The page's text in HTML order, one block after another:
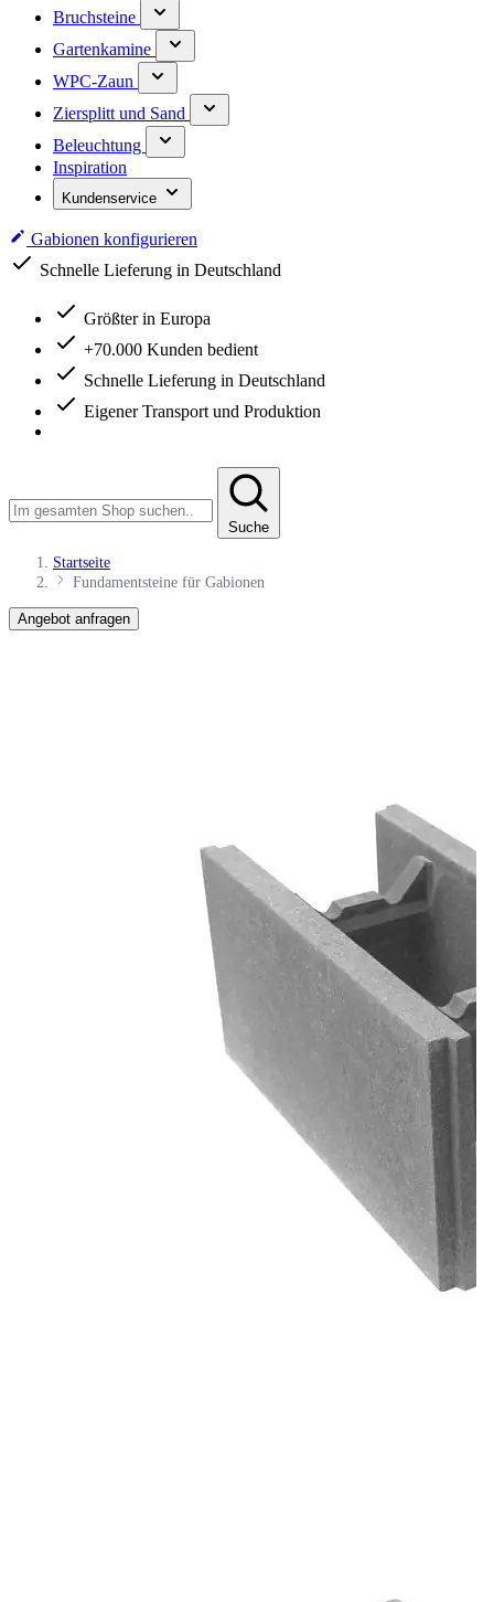
Bruchsteine
Gartenkamine
WPC-Zaun
Ziersplitt und Sand
Beleuchtung
Inspiration
Kundenservice
Gabionen konfigurieren
Schnelle Lieferung in Deutschland
Größter in Europa
+70.000 Kunden bedient
Schnelle Lieferung in Deutschland
Eigener Transport und Produktion
Suche
Startseite
Fundamentsteine für Gabionen
Angebot anfragen